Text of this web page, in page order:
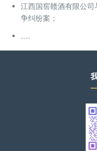
江西国窖赣酒有限公
争纠纷案；
……